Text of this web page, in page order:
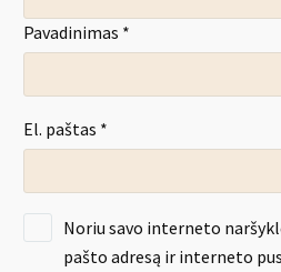
Pavadinimas *
El. paštas *
Noriu savo interneto
pašto adresą ir interneto